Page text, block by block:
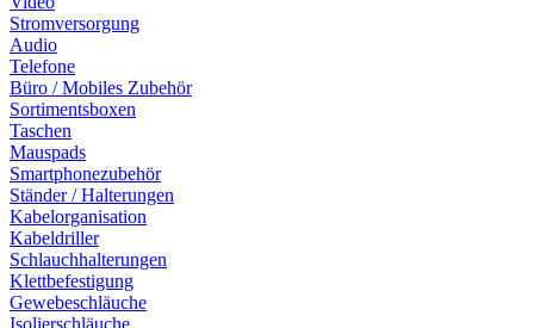
Stromversorgung
Audio
Telefone
Büro / Mobiles Zubehör
Sortimentsboxen
Taschen
Mauspads
Smartphonezubehör
Ständer / Halterungen
Kabelorganisation
Kabeldriller
Schlauchhalterungen
Klettbefestigung
Gewebeschläuche
Isolierschläuche